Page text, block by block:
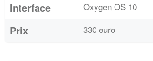
Interface Oxygen OS 10
Prix 330 euro